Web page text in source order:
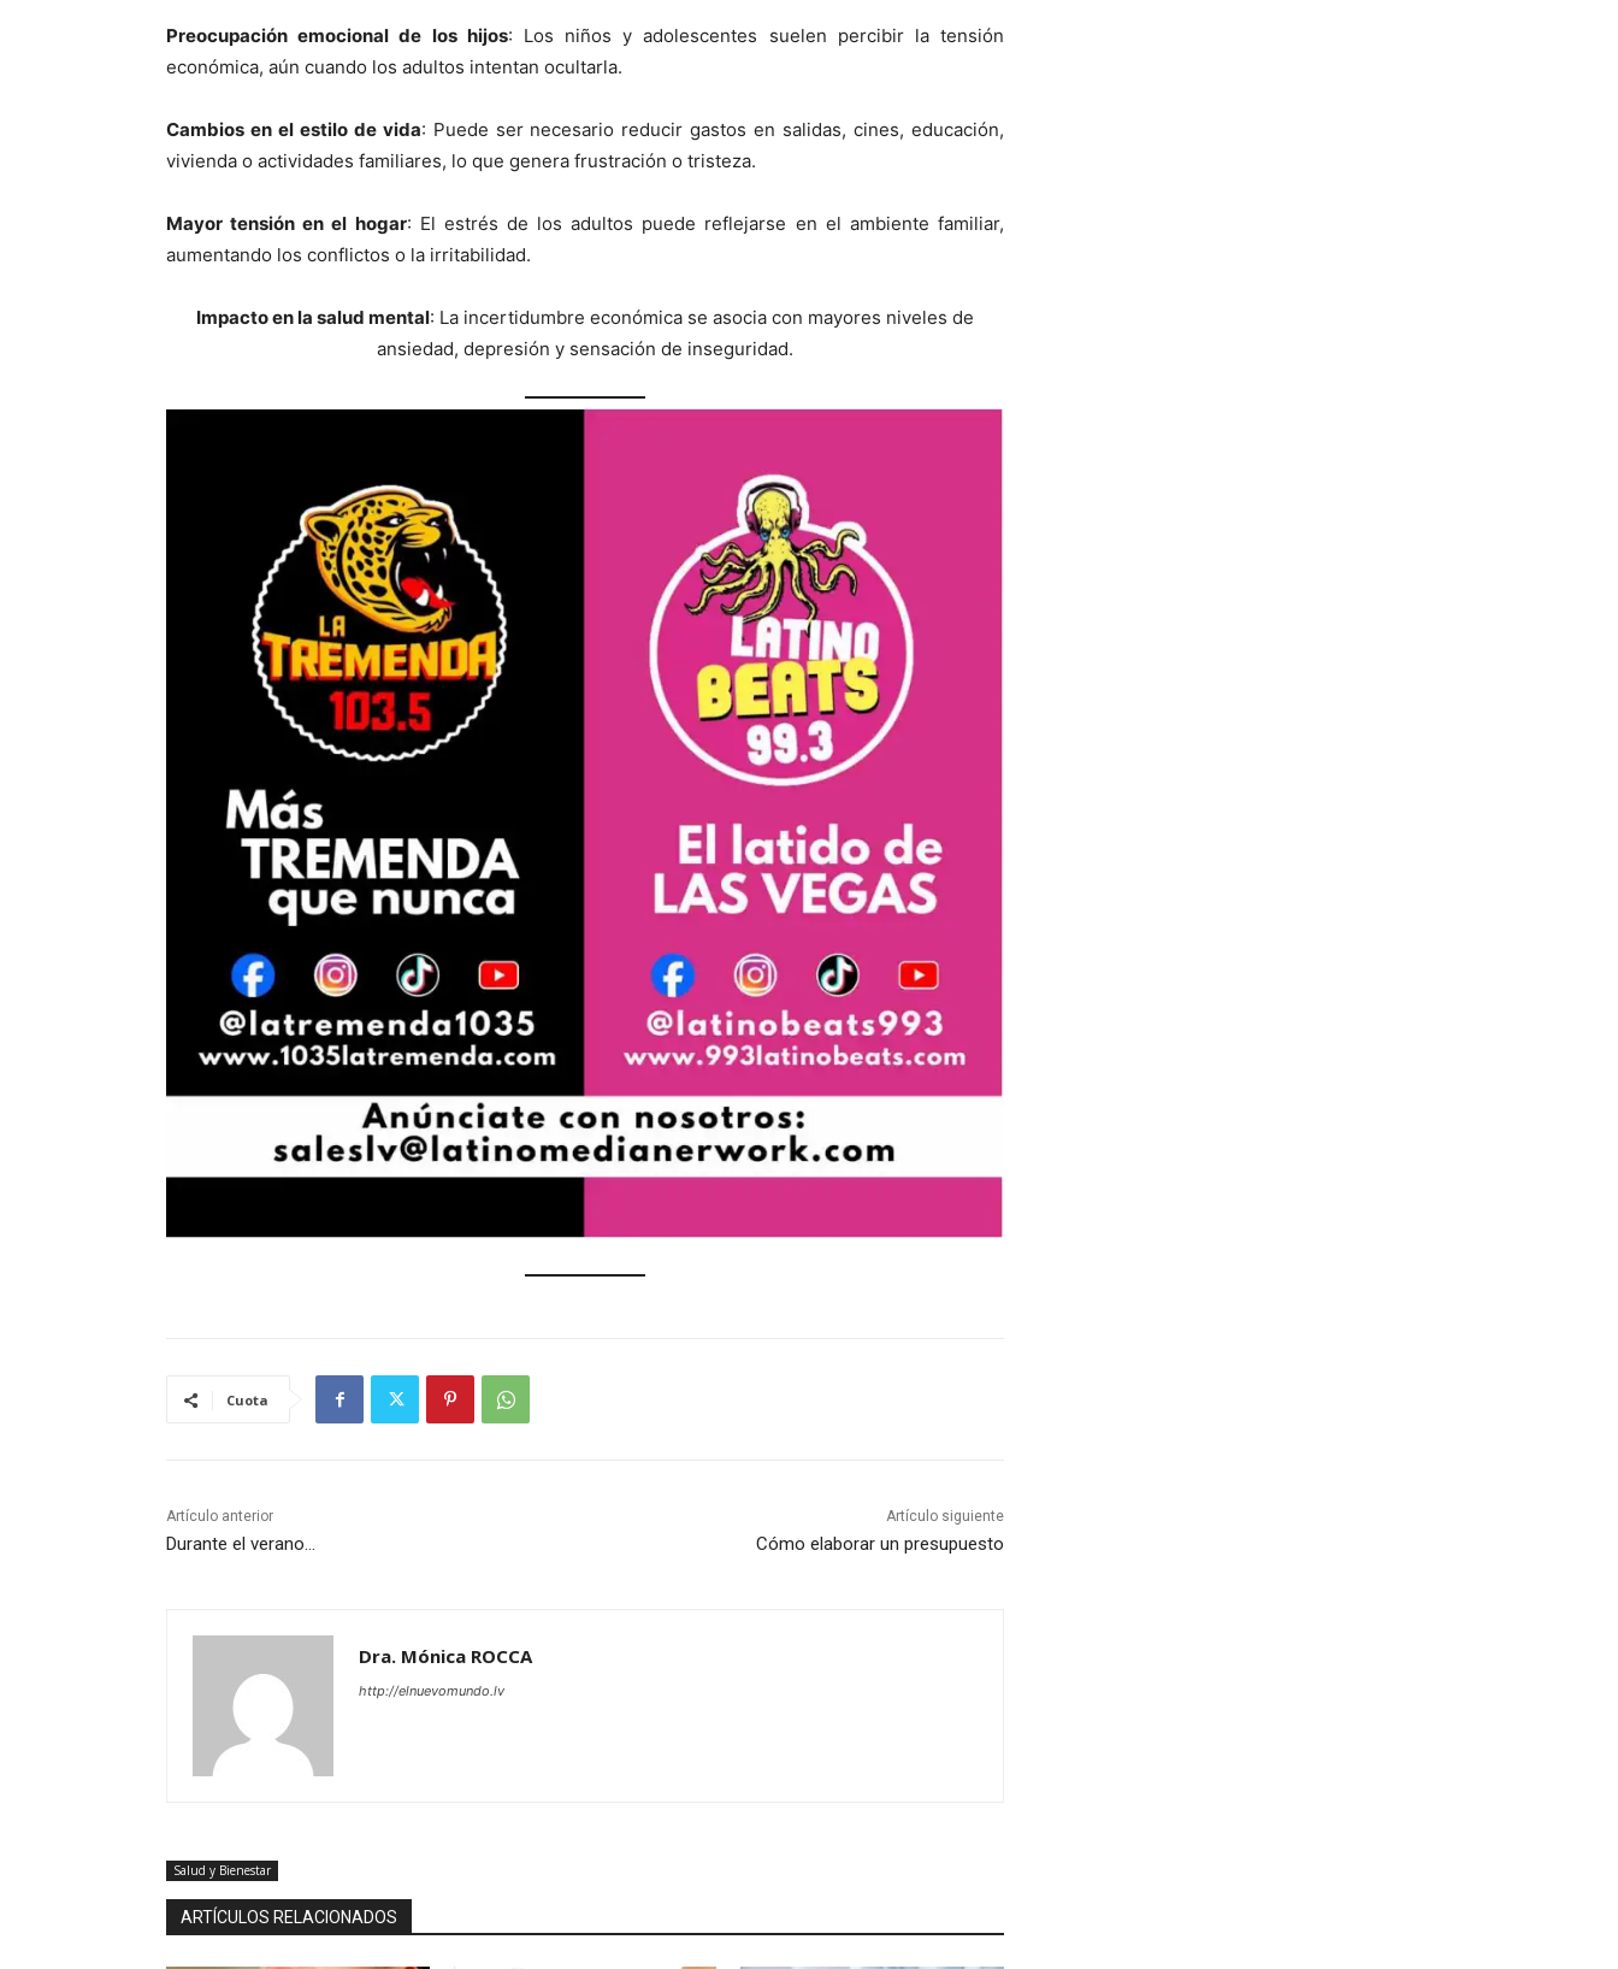
Preocupación emocional de los hijos: Los niños y adolescentes suelen percibir la tensión
económica, aún cuando los adultos intentan ocultarla.
Cambios en el estilo de vida: Puede ser necesario reducir gastos en salidas, cines, educación,
vivienda o actividades familiares, lo que genera frustración o tristeza.
Mayor tensión en el hogar: El estrés de los adultos puede reflejarse en el ambiente familiar,
aumentando los conflictos o la irritabilidad.
Impacto en la salud mental: La incertidumbre económica se asocia con mayores niveles de
ansiedad, depresión y sensación de inseguridad.
Cuota
Artículo anterior
Durante el verano…
Artículo siguiente
Cómo elaborar un presupuesto
Dra. Mónica ROCCA
http://elnuevomundo.lv
Salud y Bienestar
ARTÍCULOS RELACIONADOS